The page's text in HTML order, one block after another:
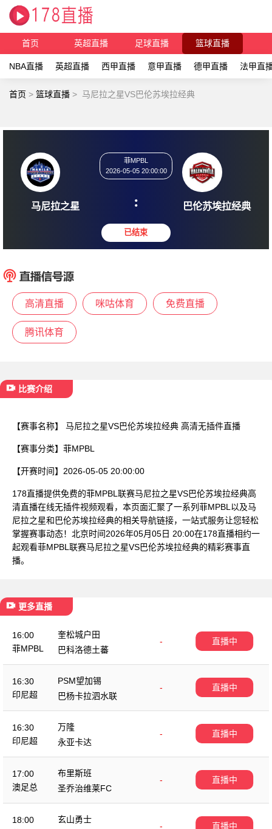
首页 英超直播 足球直播 篮球直播
NBA直播 英超直播 西甲直播 意甲直播 德甲直播 法甲直
首页 > 篮球直播 > 马尼拉之星VS巴伦苏埃拉经典
马尼拉之星
2026-05-05 20:00:00
: 巴伦苏
高清直播 咪咕体育 免费直播
腾讯体育
比赛介绍
【赛事名称】 马尼拉之星VS巴伦苏埃拉经典 高清无插件直播
【赛事分类】 菲MPBL
【开赛时间】 2026-05-05 20:00:00
178直播提供免费的菲MPBL联赛马尼拉之星VS巴伦苏埃拉经典高
清直播在线无插件视频观看，本页面汇聚了一系列菲MPBL以及马
尼拉之星和巴伦苏埃拉经典的相关导航链接，一站式服务让您轻松
掌握赛事动态！北京时间2026年05月05日 20:00在178直播相约一
起观看菲MPBL联赛马尼拉之星VS巴伦苏埃拉经典的精彩赛事直
播。
更多直播
16:00
菲MPBL
奎松城户田
-
巴科洛德土蕃
直播中
16:30
印尼超
PSM望加锡
-
巴杨卡拉泗水联
直播中
16:30
印尼超
万隆
-
永亚卡达
直播中
17:00
澳足总
布里斯班
-
圣乔治维莱FC
直播中
18:00
玄山勇士
-
直播中